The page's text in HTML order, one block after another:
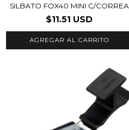
SILBATO FOX40 MINI C/CORREA
$11.51 USD
AGREGAR AL CARRITO